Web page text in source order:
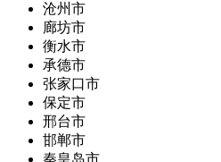
沧州市
廊坊市
衡水市
承德市
张家口市
保定市
邢台市
邯郸市
秦皇岛市